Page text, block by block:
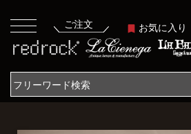
ご注文 お気に入り